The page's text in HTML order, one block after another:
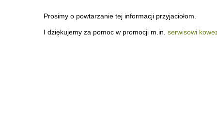
Prosimy o powtarzanie tej informacji przyjaciołom.
I dziękujemy za pomoc w promocji m.in. serwisowi